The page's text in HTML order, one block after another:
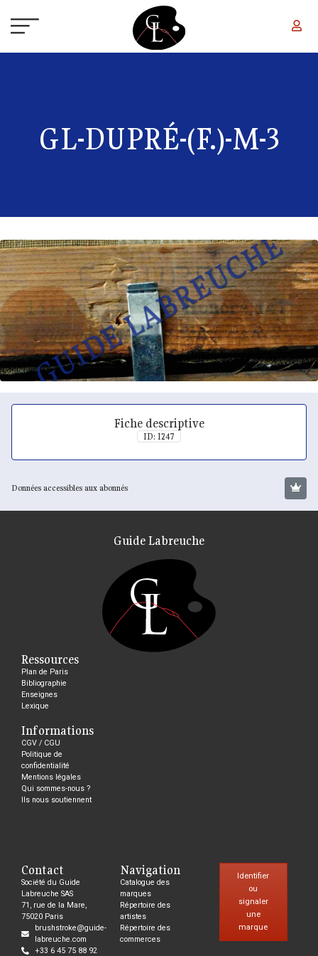
GL-DUPRÉ-(F.)-M-3
Fiche descriptive
ID: 1247
Données accessibles aux abonnés
Guide Labreuche
Ressources
Plan de Paris
Bibliographie
Enseignes
Lexique
Informations
CGV / CGU
Politique de
confidentialité
Mentions légales
Qui sommes-nous ?
Ils nous soutiennent
Contact
Société du Guide
Labreuche SAS
71, rue de la Mare,
75020 Paris
brushstroke@guide-
labreuche.com
+33 6 45 75 88 92
Navigation
Catalogue des
marques
Répertoire des
artistes
Répertoire des
commerces
Identifier
ou
signaler
une
marque